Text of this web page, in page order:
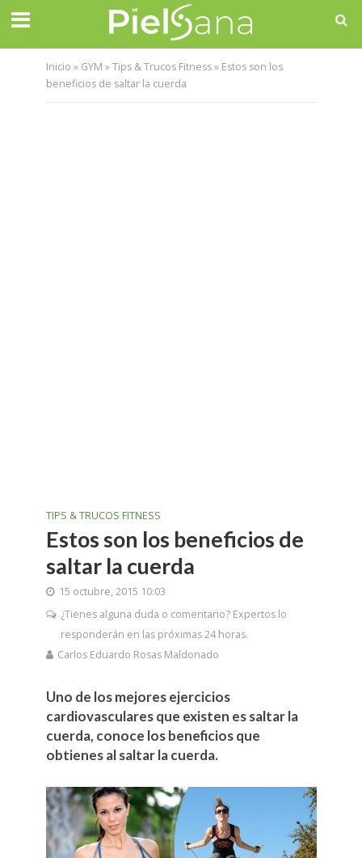
Inicio » GYM »Tips & Trucos Fitness» Estos son los
beneficios de saltar la cuerda
TIPS & TRUCOS FITNESS
Estos son los beneficios de
saltar la cuerda
15 octubre, 2015 10:03
¿Tienes alguna duda o comentario? Expertos lo
responderán en las próximas 24 horas.
Carlos Eduardo Rosas Maldonado
Uno de los mejores ejercicios
cardiovasculares que existen es saltar la
cuerda, conoce los beneficios que
obtienes al saltar la cuerda.